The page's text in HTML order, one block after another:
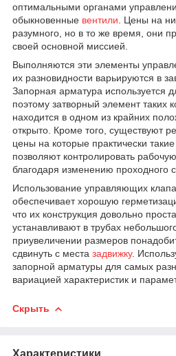
оптимальными органами
обыкновенные вентили . Цены на
разумного, но в то же время, они
своей основной миссией.
Выполняются эти элементы
их разновидности варьируются в
Запорная арматура используется
поэтому затворный элемент таких
находится в одном из крайних
открыто. Кроме того, существуют
цены на которые практически
позволяют контролировать
благодаря изменению проходного
Использование управляющих
обеспечивает хорошую
что их конструкция довольно
устанавливают в трубах
приувеличении размеров
сдвинуть с места задвижку.
запорной арматуры для самых
вариацией характеристик и
Скрыть
Характеристики